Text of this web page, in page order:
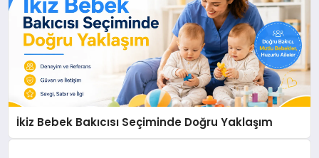
İkiz Bebek Bakıcısı Seçiminde Doğru Yaklaşım